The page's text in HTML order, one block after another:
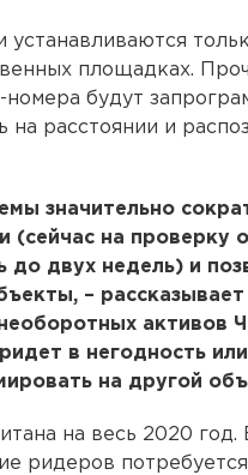
площадках.
будут
на расстоянии и
значительно
(сейчас на проверку
до двух недель) и
–
активов
в негодность
на другой
на весь 2020
ридеров